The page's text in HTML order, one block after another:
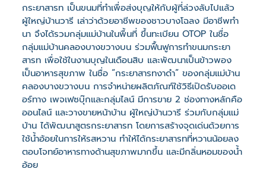
กระยาสารท เป็นขนมที่ทำเพื่อส่งบุญให้กับผู้ที่ล่วงลับไปแล้ว
ผู้ใหญ่บ้านวารี เล่าว่าด้วยอาชีพของชาวบางโฉลง มีอาชีพทำ
นา จึงได้รวมกลุ่มแม่บ้านในพื้นที่ ขึ้นทะเบียน OTOP ในชื่อ
กลุ่มแม่บ้านคลองบางขวางบน ร่วมฟื้นฟูการทำขนมกระยา
สารท เพื่อใช้ในงานบุญในเดือนสิบ และพัฒนาเป็นข้าวพอง
เป็นอาหารสุขภาพ ในชื่อ “กระยาสารทงาดำ” ของกลุ่มแม่บ้าน
คลองบางขวางบน การจำหน่ายผลิตภัณฑ์ใช้วิธีเปิดรับออเด
อร์ทาง เพจเฟซบุ๊กและกลุ่มไลน์ มีการขาย 2 ช่องทางหลักคือ
ออนไลน์ และวางขายหน้าบ้าน ผู้ใหญ่บ้านวารี ร่วมกับกลุ่มแม่
บ้าน ได้พัฒนาสูตรกระยาสารท โดยการสร้างจุดเด่นด้วยการ
ใช้น้ำอ้อยในการให้รสหวาน ทำให้ได้กระยาสารทที่หวานน้อยลง
ตอบโจทย์อาหารทางด้านสุขภาพมากขึ้น และมีกลิ่นหอมของน้ำ
อ้อย